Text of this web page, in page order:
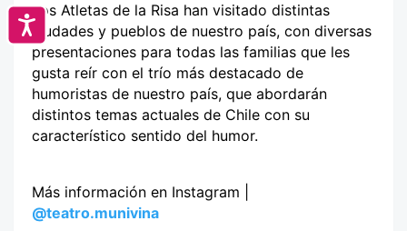
Accesibilidad
Los Atletas de la Risa han visitado distintas
ciudades y pueblos de nuestro país, con diversas
presentaciones para todas las familias que les
gusta reír con el trío más destacado de
humoristas de nuestro país, que abordarán
distintos temas actuales de Chile con su
característico sentido del humor.
Más información en Instagram |
@teatro.munivina